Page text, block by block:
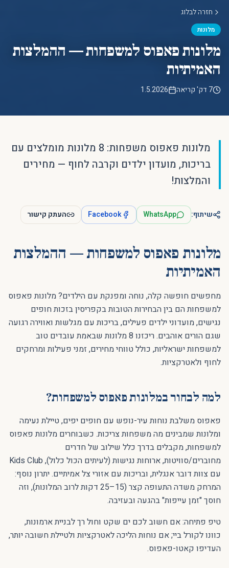
חזרה לבלוג
מלונות
מלונות פאפוס למשפחות — ההמלצות
האמיתיות
7 דק' קריאה 1.5.2026
מלונות פאפוס משפחות: 8 מלונות מומלצים עם
בריכות, מועדון ילדים וקרבה לחוף — מחירים
והמלצות!
שיתוף: WhatsApp
Facebook העתק קישור
מלונות פאפוס למשפחות — ההמלצות
האמיתיות
מחפשים חופשה קלה, נוחה ומפנקת עם הילדים? מלונות פאפוס
למשפחות הם בין הבחירות הטובות בקפריסין בזכות חופים
נגישים, מועדוני ילדים פעילים, בריכות עם מגלשות ואווירה רגועה
שגם הורים אוהבים. ריכזנו 8 מלונות שבאמת עובדים טוב
למשפחות ישראליות, כולל טווחי מחירים, זמני פעילות ומרחקים
לחוף ולאטרקציות.
למה לבחור במלונות פאפוס למשפחות?
פאפוס משלבת נוחות עיר-נופש עם חופים יפים, טיילת נעימה
ומלונות שמבינים מה משפחות צריכות. כשבוחרים מלונות פאפוס
למשפחות, מקבלים בדרך כלל שילוב של חדרים
מחוברים/סוויטות, ארוחות נגישות (לעיתים הכול כלול), Kids Club
עם צוות דובר אנגלית, ובריכות עם אזורי צל אמיתיים. יתרון נוסף:
המרחק משדה התעופה קצר (15–25 דקות לרוב המלונות), וזה
חוסך "זמן עייפות" בהגעה ובעזיבה.
טיפ פתיחה: אם חשוב לכם ים שקט וחול רך לבניית ארמונות,
כוונו לקורל ביי; אם נוחות הליכה לאטרקציות ולטיילת חשובה יותר,
העדיפו קאטו-פאפוס.